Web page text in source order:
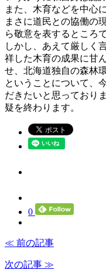
また、木育などを中心
まさに道民との協働の
ら敬意を表するところ
しかし、あえて厳しく
祥した木育の成果に甘
せ、北海道独自の森林
ということについて、
だきたいと思っており
疑を終わります。
0
≪ 前の記事
次の記事 ≫